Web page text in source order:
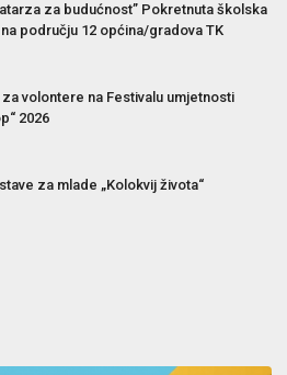
za budućnost” Pokretnuta školska
području 12 općina/gradova TK
volontere na Festivalu umjetnosti
2026
za mlade „Kolokvij života“